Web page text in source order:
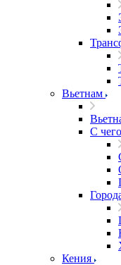
Вьетнам
С
Кения